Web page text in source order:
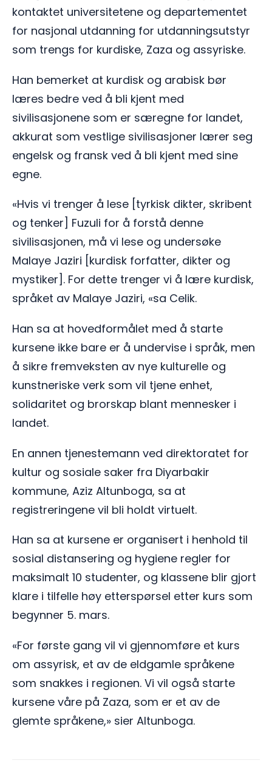
kontaktet universitetene og departementet
for nasjonal utdanning for utdanningsutstyr
som trengs for kurdiske, Zaza og assyriske.
Han bemerket at kurdisk og arabisk bør
læres bedre ved å bli kjent med
sivilisasjonene som er særegne for landet,
akkurat som vestlige sivilisasjoner lærer seg
engelsk og fransk ved å bli kjent med sine
egne.
«Hvis vi trenger å lese [tyrkisk dikter, skribent
og tenker] Fuzuli for å forstå denne
sivilisasjonen, må vi lese og undersøke
Malaye Jaziri [kurdisk forfatter, dikter og
mystiker]. For dette trenger vi å lære kurdisk,
språket av Malaye Jaziri, «sa Celik.
Han sa at hovedformålet med å starte
kursene ikke bare er å undervise i språk, men
å sikre fremveksten av nye kulturelle og
kunstneriske verk som vil tjene enhet,
solidaritet og brorskap blant mennesker i
landet.
En annen tjenestemann ved direktoratet for
kultur og sosiale saker fra Diyarbakir
kommune, Aziz Altunboga, sa at
registreringene vil bli holdt virtuelt.
Han sa at kursene er organisert i henhold til
sosial distansering og hygiene regler for
maksimalt 10 studenter, og klassene blir gjort
klare i tilfelle høy etterspørsel etter kurs som
begynner 5. mars.
«For første gang vil vi gjennomføre et kurs
om assyrisk, et av de eldgamle språkene
som snakkes i regionen. Vi vil også starte
kursene våre på Zaza, som er et av de
glemte språkene,» sier Altunboga.